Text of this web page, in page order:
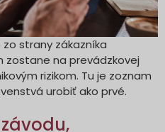
strany zákazníka
zostane na prevádzkovej
rizikom. Tu je zoznam
urobiť ako prvé.